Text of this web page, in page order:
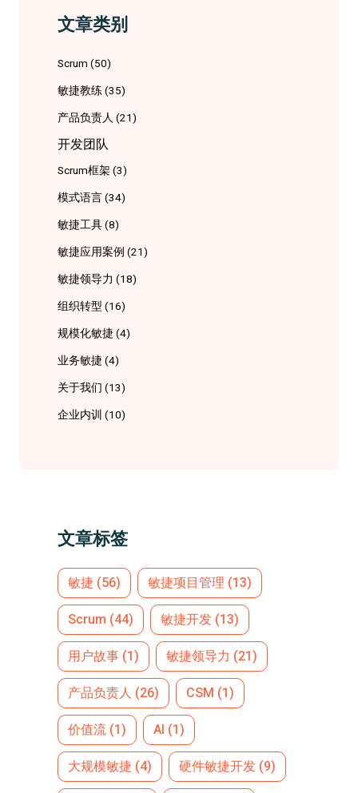
文章类别
Scrum (50)
敏捷教练(35)
产品负责人(21)
开发团队
Scrum框架 (3)
模式语言(34)
敏捷工具(8)
敏捷应用案例 (21)
敏捷领导力 (18)
组织转型(16)
规模化敏捷(4)
业务敏捷(4)
关于我们 (13)
企业内训 (10)
文章标签
敏捷 (56) 敏捷项目管理 (13)
Scrum (44) 敏捷开发 (13)
用户故事 (1) 敏捷领导力 (21)
产品负责人 (26) CSM (1)
价值流 (1) AI (1)
大规模敏捷 (4) 硬件敏捷开发 (9)